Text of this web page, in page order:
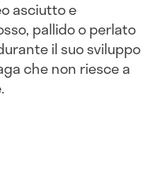
asciutto e
pallido o perlato
il suo sviluppo
che non riesce a